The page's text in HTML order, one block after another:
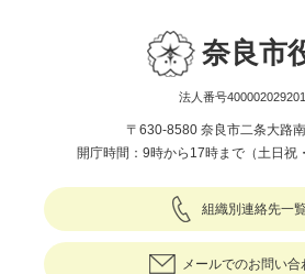
奈良市
法人番号
〒630-8580 奈良市二条大路
開庁時間：9時から17時まで（土日祝
組織別連絡先一
メールでのお問い合